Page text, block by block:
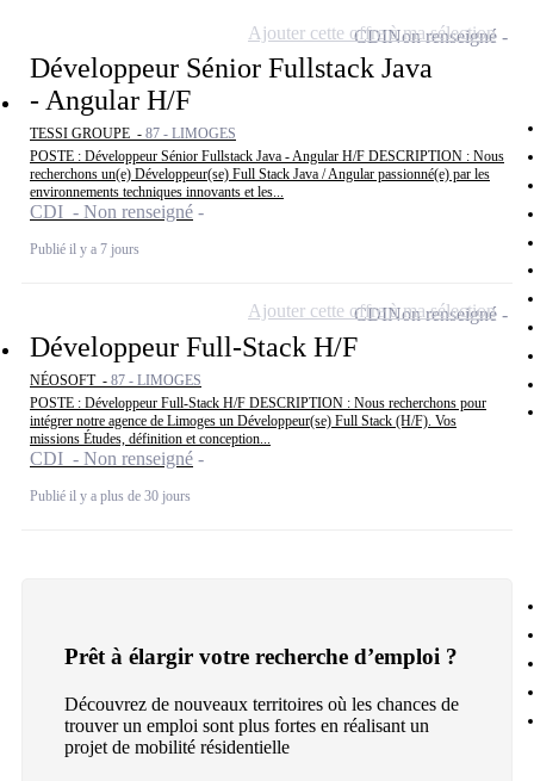
Développeur Sénior Fullstack Java
- Angular H/F
TESSI GROUPE - 87 - LIMOGES
POSTE : Développeur Sénior Fullstack Java - Angular H/F DESCRIPTION : Nous
recherchons un(e) Développeur(se) Full Stack Java / Angular passionné(e) par les
environnements techniques innovants et les...
CDI - Non renseigné
Publié il y a 7 jours
CDINon renseigné
Ajouter cette offre à ma sélection
Développeur Full-Stack H/F
NÉOSOFT - 87 - LIMOGES
POSTE : Développeur Full-Stack H/F DESCRIPTION : Nous recherchons pour
intégrer notre agence de Limoges un Développeur(se) Full Stack (H/F). Vos
missions Études, définition et conception...
CDI - Non renseigné
Publié il y a plus de 30 jours
CDINon renseigné
Ajouter cette offre à ma sélection
Prêt à élargir votre recherche d’emploi ?
Découvrez de nouveaux territoires où les chances de
trouver un emploi sont plus fortes en réalisant un
projet de mobilité résidentielle